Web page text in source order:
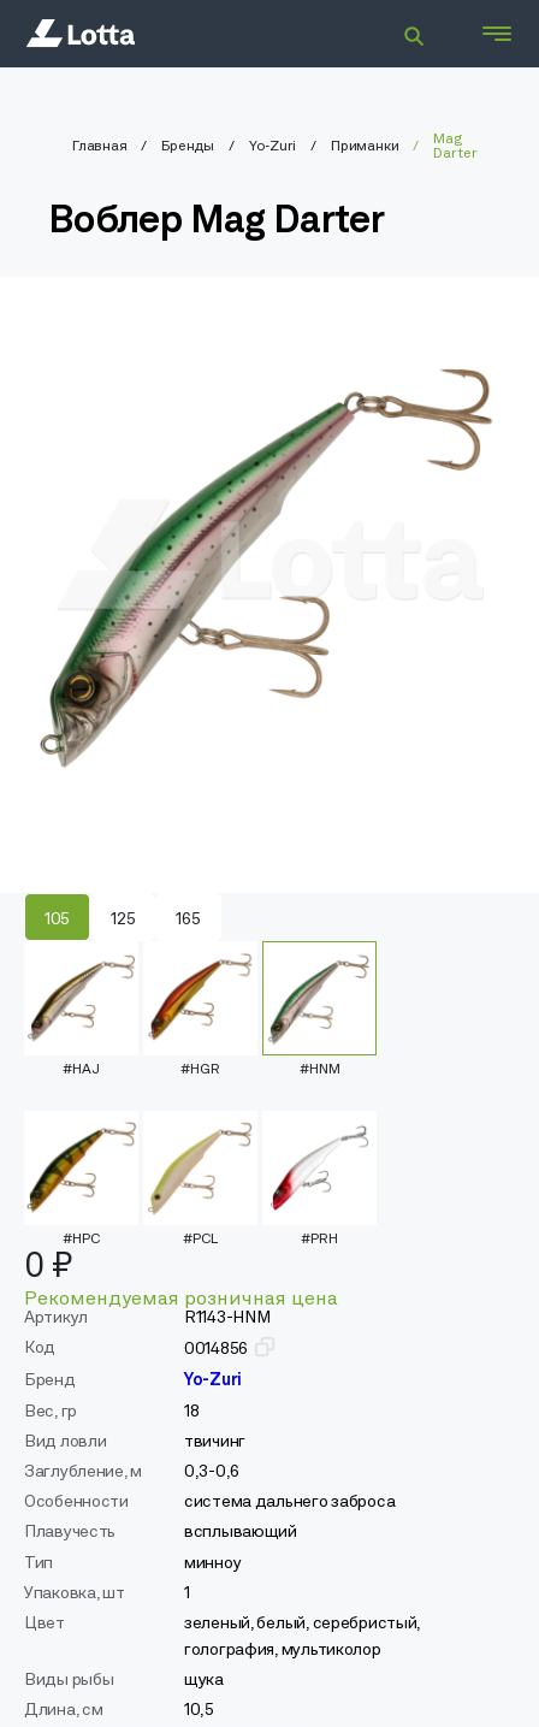
Главная Бренды Yo-Zuri Приманки
Mag
Darter
Воблер Mag Darter
105 125 165
#HAJ #HGR #HNM
#HPC #PCL #PRH
0 ₽
Рекомендуемая розничная цена
Артикул
R1143-HNM
Код
0014856
Бренд
Yo-Zuri
Вес, гр
18
Вид ловли
твичинг
Заглубление, м
0,3-0,6
Особенности
система дальнего заброса
Плавучесть
всплывающий
Тип
минноу
Упаковка, шт
1
Цвет
зеленый, белый, серебристый,
голография, мультиколор
Виды рыбы
щука
Длина, см
10,5